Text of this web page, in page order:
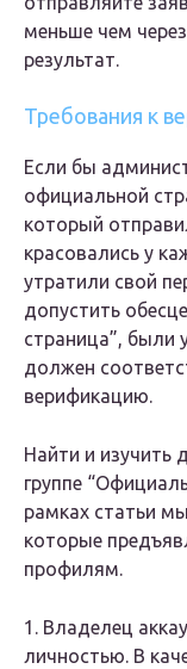
меньше чем
результат.
Требования к
Если бы
официальной
который
красовались у
утратили свой
допустить
страница”, были
должен
верификацию.
Найти и изучить
группе
рамках статьи
которые
профилям.
1. Владелец
личностью. В